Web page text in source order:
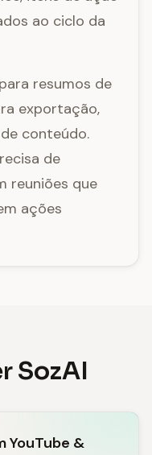
ao ciclo da
resumos de
exportação,
conteúdo.
de
reuniões que
ações
SozAI
YouTube &